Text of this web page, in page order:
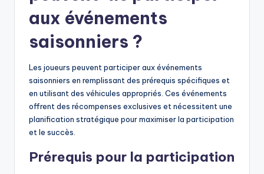
aux événements
saisonniers ?
Les joueurs peuvent participer aux événements
saisonniers en remplissant des prérequis spécifiques et
en utilisant des véhicules appropriés. Ces événements
offrent des récompenses exclusives et nécessitent une
planification stratégique pour maximiser la participation
et le succès.
Prérequis pour la participation